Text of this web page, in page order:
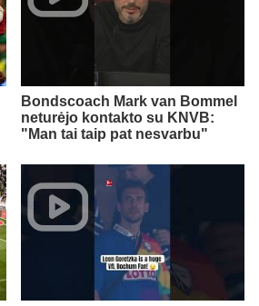
Bondscoach Mark van Bommel
neturėjo kontakto su KNVB:
"Man tai taip pat nesvarbu"